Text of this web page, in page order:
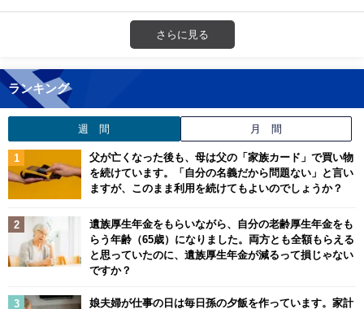
さらに見る
ランキング
週 間 月 間
父が亡くなった後も、母は父の「家族カード」で買い物
を続けています。「自分の名義だから問題ない」と言い
ますが、このまま利用を続けてもよいのでしょうか？
遺族厚生年金をもらいながら、自分の老齢厚生年金をも
らう年齢（65歳）になりました。両方とも全額もらえる
と思っていたのに、遺族厚生年金が減るって損じゃない
ですか？
娘夫婦が仕事の日は毎日孫の夕飯を作っています。家計